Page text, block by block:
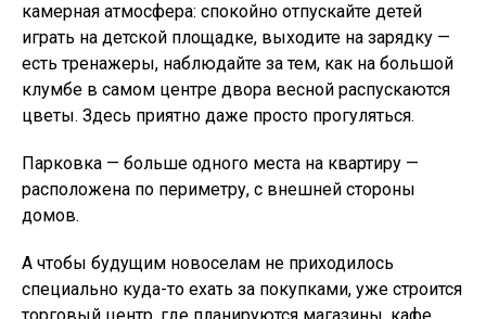
камерная атмосфера: спокойно отпускайте детей
играть на детской площадке, выходите на зарядку —
есть тренажеры, наблюдайте за тем, как на большой
клумбе в самом центре двора весной распускаются
цветы. Здесь приятно даже просто прогуляться.
Парковка — больше одного места на квартиру —
расположена по периметру, с внешней стороны
домов.
А чтобы будущим новоселам не приходилось
специально куда-то ехать за покупками, уже строится